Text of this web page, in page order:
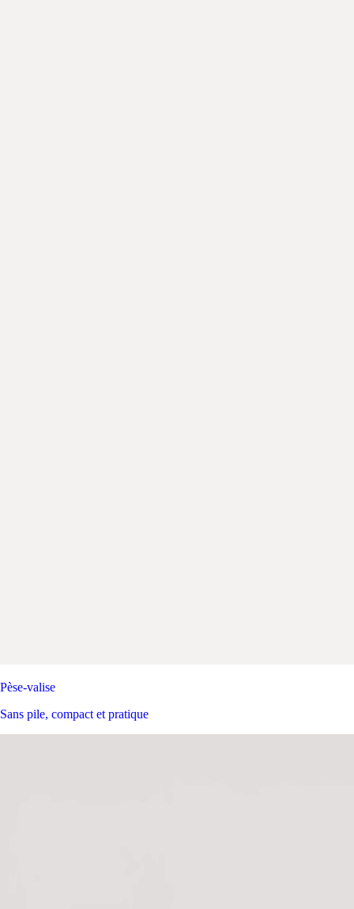
Pèse-valise
Sans pile, compact et pratique